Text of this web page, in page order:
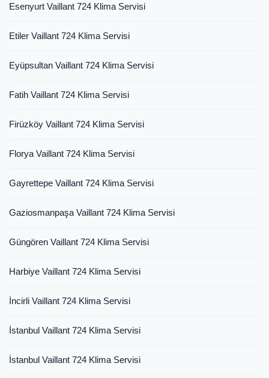
Esenyurt Vaillant 724 Klima Servisi
Etiler Vaillant 724 Klima Servisi
Eyüpsultan Vaillant 724 Klima Servisi
Fatih Vaillant 724 Klima Servisi
Firüzköy Vaillant 724 Klima Servisi
Florya Vaillant 724 Klima Servisi
Gayrettepe Vaillant 724 Klima Servisi
Gaziosmanpaşa Vaillant 724 Klima Servisi
Güngören Vaillant 724 Klima Servisi
Harbiye Vaillant 724 Klima Servisi
İncirli Vaillant 724 Klima Servisi
İstanbul Vaillant 724 Klima Servisi
İstanbul Vaillant 724 Klima Servisi